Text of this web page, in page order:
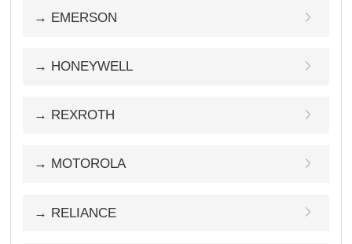
→ EMERSON
→ HONEYWELL
→ REXROTH
→ MOTOROLA
→ RELIANCE